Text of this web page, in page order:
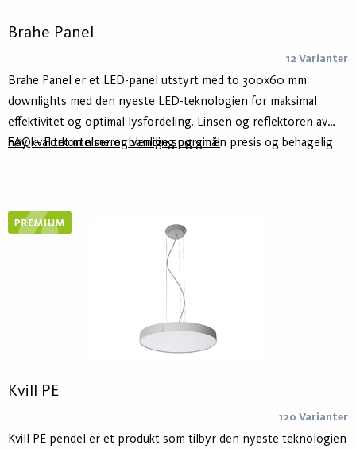
Brahe Panel
12 Varianter
Brahe Panel er et LED-panel utstyrt med to 300x60 mm
downlights med den nyeste LED-teknologien for maksimal
effektivitet og optimal lysfordeling. Linsen og reflektoren av
høy kvalitet minimerer blending og gir en presis og behagelig
FAQ – Forkortelser og vanlige spørsmål
Kvill PE
120 Varianter
Kvill PE pendel er et produkt som tilbyr den nyeste teknologien